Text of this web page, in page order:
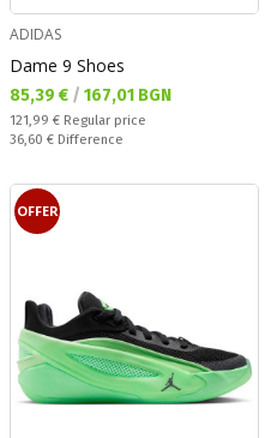
ADIDAS
Dame 9 Shoes
Текуща цена:
85,39 € / 167,01 BGN
Regular price:
121,99 € Regular price
Спестявате:
36,60 € Difference
OFFER